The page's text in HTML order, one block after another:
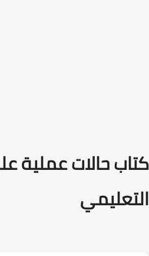
كتاب حالات عملية
التعليمي